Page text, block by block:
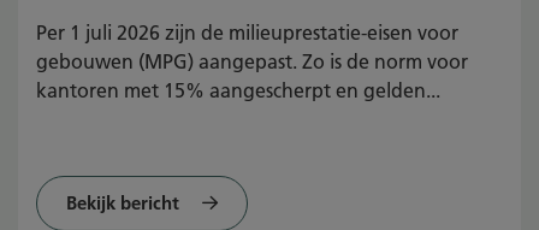
Per 1 juli 2026 zijn de milieuprestatie-eisen voor
gebouwen (MPG) aangepast. Zo is de norm voor
kantoren met 15% aangescherpt en gelden...
Bekijk bericht